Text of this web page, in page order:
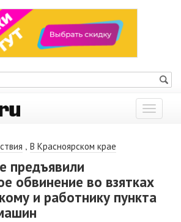
Показать
меню
, В Красноярском крае
предъявили
обвинение во взятках
и работнику пункта